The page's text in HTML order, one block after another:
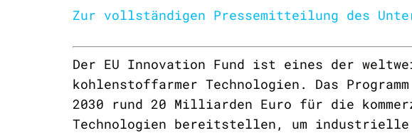
Zur vollständigen Pressemitteilung des
Der EU Innovation Fund ist eines der
kohlenstoffarmer Technologien. Das
2030 rund 20 Milliarden Euro für die
Technologien bereitstellen, um industrielle